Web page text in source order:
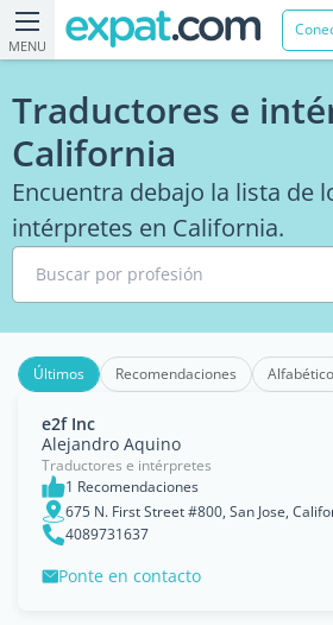
MENU
Traductores e
California
Encuentra debajo la lista de
intérpretes en California.
Buscar por profesión
Últimos Recomendaciones Alfabético
e2f Inc
Alejandro Aquino
Traductores e intérpretes
1 Recomendaciones
675 N. First Street #800, San Jose,
4089731637
Ponte en contacto